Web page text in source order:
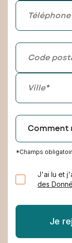
*Champs
J'ai lu et
des